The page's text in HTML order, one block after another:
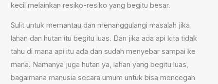
kecil melainkan resiko-resiko yang begitu besar.
Sulit untuk memantau dan menanggulangi masalah jika
lahan dan hutan itu begitu luas. Dan jika ada api kita tidak
tahu di mana api itu ada dan sudah menyebar sampai ke
mana. Namanya juga hutan ya, lahan yang begitu luas,
bagaimana manusia secara umum untuk bisa mencegah